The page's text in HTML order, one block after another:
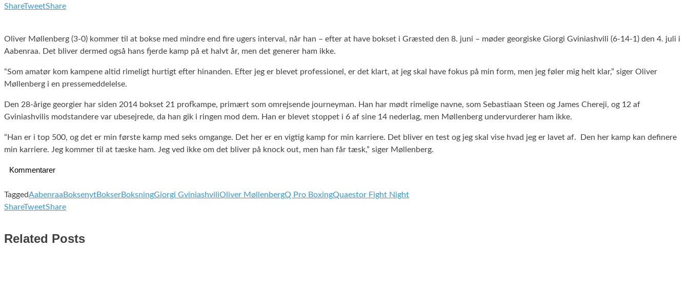
ShareTweetShare
Oliver Møllenberg (3-0) kommer til at bokse med mindre end fire ugers interval, når han – efter at have bokset i Græsted den 8. juni – møder georgiske Giorgi Gviniashvili (6-14-1) den 4. juli i
Aabenraa. Det bliver dermed også hans fjerde kamp på et halvt år, men det generer ham ikke.
“Som amatør kom kampene altid rimeligt hurtigt efter hinanden. Efter jeg er blevet professionel, er det klart, at jeg skal have fokus på min form, men jeg føler mig helt klar,” siger Oliver
Møllenberg i en pressemeddelelse.
Den 28-årige georgier har siden 2014 bokset 21 profkampe, primært som omrejsende journeyman. Han har mødt rimelige navne, som Sebastiaan Steen og James Chereji, og 12 af
Gviniashvilis modstandere var ubesejrede, da han gik i ringen mod dem. Han er blevet stoppet i 6 af sine 14 nederlag, men Møllenberg undervurderer ham ikke.
“Han er i top 500, og det er min første kamp med seks omgange. Det her er en vigtig kamp for min karriere. Det bliver en test og jeg skal vise hvad jeg er lavet af. Den her kamp kan definere
min karriere. Jeg kommer til at tæske ham. Jeg ved ikke om det bliver på knock out, men han får tæsk,” siger Møllenberg.
Kommentarer
TaggedAabenraa BoksenytBokserBoksningGiorgi GviniashviliOliver MøllenbergQ Pro BoxingQuaestor Fight Night
ShareTweetShare
Related Posts